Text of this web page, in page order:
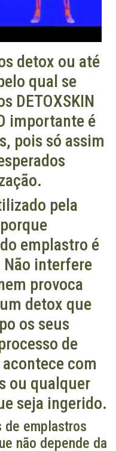
detox ou até
qual se
DETOXSKIN
importante é
pois só assim
pela
emplastro é
interfere
provoca
detox que
os seus
de
com
ou qualquer
seja ingerido.
emplastros
não depende da